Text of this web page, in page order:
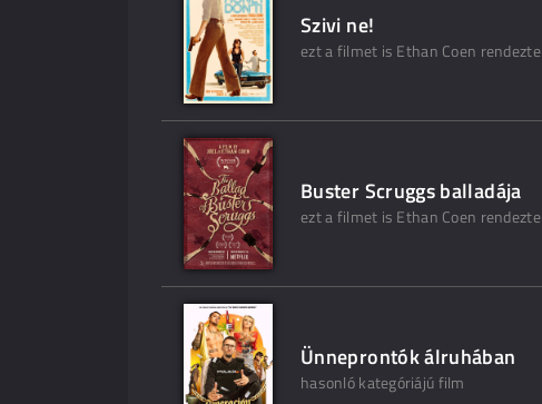
Szivi ne!
ezt a filmet is Ethan Coen rendezte
Buster Scruggs balladája
ezt a filmet is Ethan Coen rendezte
Ünneprontók álruhában
hasonló kategóriájú film